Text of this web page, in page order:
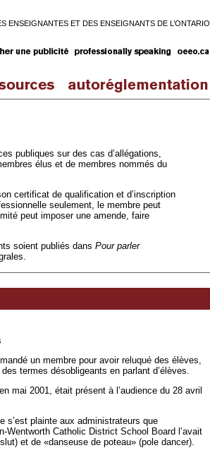
ENSEIGNANTES ET DES ENSEIGNANTS DE L’ONTARIO
publiques sur des cas d’allégations,
élus et de membres nommés du
certificat de qualification et d’inscription
seulement, le membre peut
peut imposer une amende, faire
soient publiés dans Pour parler
un membre pour avoir reluqué des élèves,
termes désobligeants en parlant d’élèves.
mai 2001, était présent à l’audience du 28 avril
s’est plainte aux administrateurs que
Wentworth Catholic District School Board l’avait
et de «danseuse de poteau» (pole dancer).